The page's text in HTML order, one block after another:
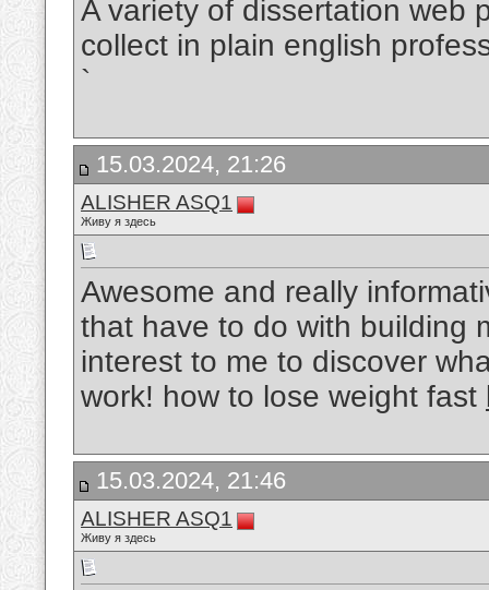
A variety of dissertation web
collect in plain english
`
15.03.2024, 21:26
ALISHER ASQ1
Живу я здесь
Awesome and really
that have to do with building
interest to me to discover
work! how to lose weight fast
15.03.2024, 21:46
ALISHER ASQ1
Живу я здесь